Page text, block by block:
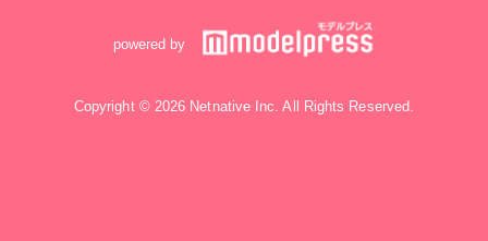
powered by
Copyright © 2026 Netnative Inc. All Rights Reserved.